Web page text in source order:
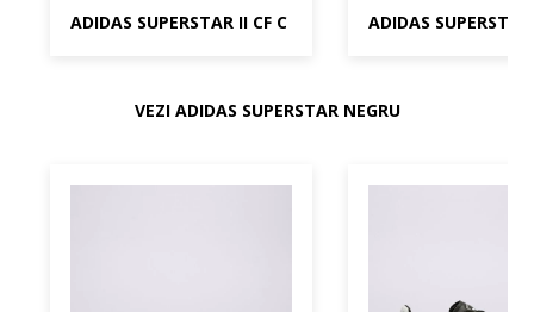
ADIDAS SUPERSTAR II CF C ADIDAS
VEZI ADIDAS SUPERSTAR NEGRU